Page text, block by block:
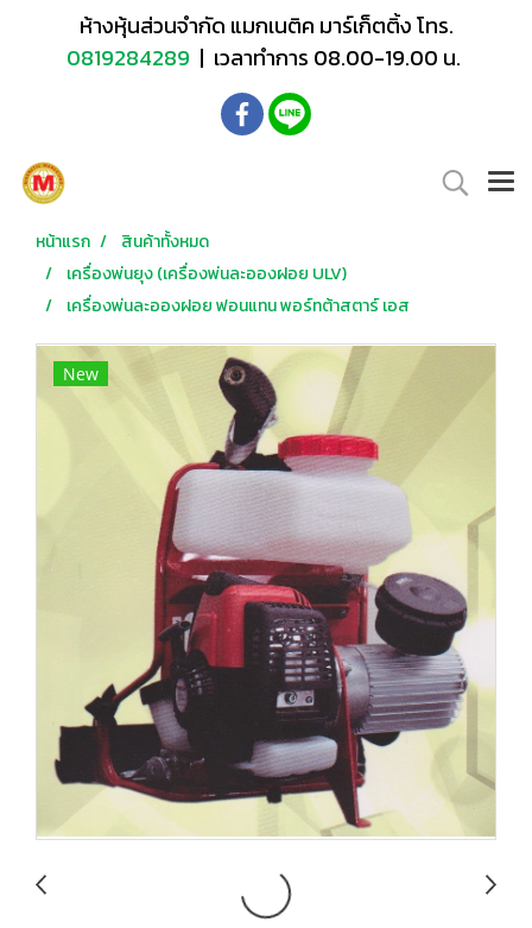
ห้างหุ้นส่วนจำกัด แมกเนติค มาร์เก็ตติ้ง โทร.
0819284289 | เวลาทำการ 08.00-19.00 น.
หน้าแรก
สินค้าทั้งหมด
เครื่องพ่นยุง (เครื่องพ่นละอองฝอย ULV)
เครื่องพ่นละอองฝอย ฟอนแทน พอร์ทต้าสตาร์ เอส
New